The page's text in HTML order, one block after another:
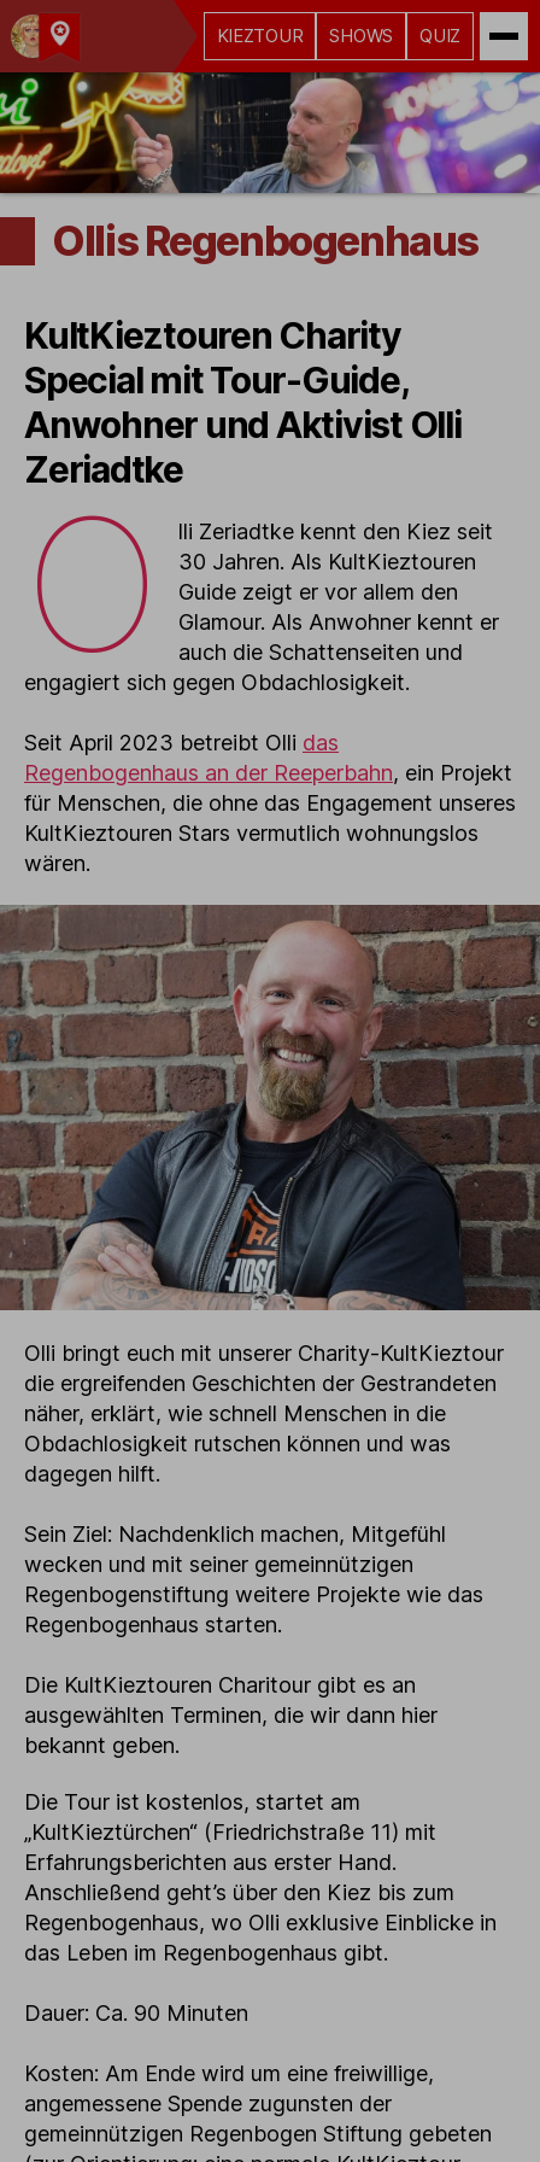
Kult-
Kieztouren
Hamburg
KIEZTOUR SHOWS QUIZ
Ollis Regenbogenhaus
KultKieztouren Charity
Special mit Tour-Guide,
Anwohner und Aktivist Olli
Zeriadtke
O
lli Zeriadtke kennt den Kiez seit
30 Jahren. Als KultKieztouren
Guide zeigt er vor allem den
Glamour. Als Anwohner kennt er
auch die Schattenseiten und
engagiert sich gegen Obdachlosigkeit.
Seit April 2023 betreibt Olli das
Regenbogenhaus an der Reeperbahn, ein Projekt
für Menschen, die ohne das Engagement unseres
KultKieztouren Stars vermutlich wohnungslos
wären.
Olli bringt euch mit unserer Charity-KultKieztour
die ergreifenden Geschichten der Gestrandeten
näher, erklärt, wie schnell Menschen in die
Obdachlosigkeit rutschen können und was
dagegen hilft.
Sein Ziel: Nachdenklich machen, Mitgefühl
wecken und mit seiner gemeinnützigen
Regenbogenstiftung weitere Projekte wie das
Regenbogenhaus starten.
Die KultKieztouren Charitour gibt es an
ausgewählten Terminen, die wir dann hier
bekannt geben.
Die Tour ist kostenlos, startet am
„KultKieztürchen“ (Friedrichstraße 11) mit
Erfahrungsberichten aus erster Hand.
Anschließend geht’s über den Kiez bis zum
Regenbogenhaus, wo Olli exklusive Einblicke in
das Leben im Regenbogenhaus gibt.
Dauer: Ca. 90 Minuten
Kosten: Am Ende wird um eine freiwillige,
angemessene Spende zugunsten der
gemeinnützigen Regenbogen Stiftung gebeten